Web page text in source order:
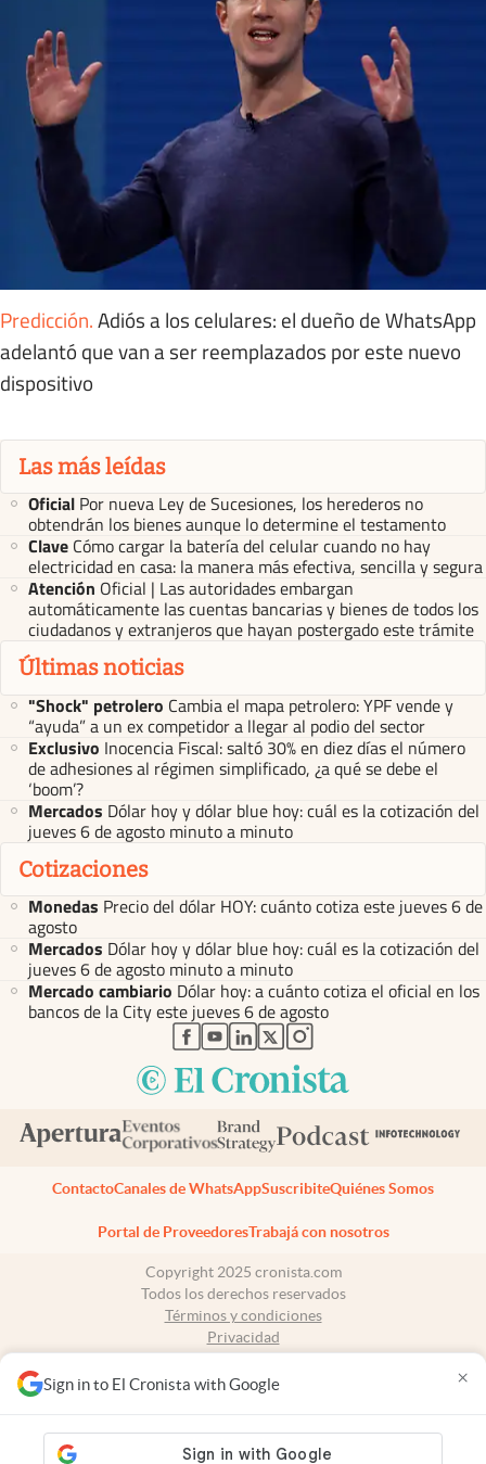
Sign in to El Cronista with Google ×
Predicción.Adiós a los celulares: el dueño de WhatsApp
adelantó que van a ser reemplazados por este nuevo
dispositivo
Las más leídas
Oficial Por nueva Ley de Sucesiones, los herederos no
obtendrán los bienes aunque lo determine el testamento
Clave Cómo cargar la batería del celular cuando no hay
electricidad en casa: la manera más efectiva, sencilla y segura
Atención Oficial | Las autoridades embargan
automáticamente las cuentas bancarias y bienes de todos los
ciudadanos y extranjeros que hayan postergado este trámite
Últimas noticias
"Shock" petrolero Cambia el mapa petrolero: YPF vende y
“ayuda” a un ex competidor a llegar al podio del sector
Exclusivo Inocencia Fiscal: saltó 30% en diez días el número
de adhesiones al régimen simplificado, ¿a qué se debe el
‘boom’?
Mercados Dólar hoy y dólar blue hoy: cuál es la cotización del
jueves 6 de agosto minuto a minuto
Cotizaciones
Monedas Precio del dólar HOY: cuánto cotiza este jueves 6 de
agosto
Mercados Dólar hoy y dólar blue hoy: cuál es la cotización del
jueves 6 de agosto minuto a minuto
Mercado cambiario Dólar hoy: a cuánto cotiza el oficial en los
bancos de la City este jueves 6 de agosto
abre en nueva pestaña
abre en nueva pestaña
abre en nueva pestaña
abre en nueva pestaña
abre en nueva pestaña
ContactoCanales de WhatsAppSuscribiteQuiénes Somos
Portal de ProveedoresTrabajá con nosotros
Copyright 2025 cronista.com
Todos los derechos reservados
Términos y condiciones
Privacidad
Tel: +54 11 7078-3270
propiedad intelectual: 56576959